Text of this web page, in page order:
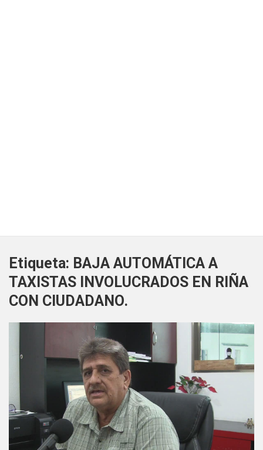
Etiqueta: BAJA AUTOMÁTICA A
TAXISTAS INVOLUCRADOS EN RIÑA
CON CIUDADANO.